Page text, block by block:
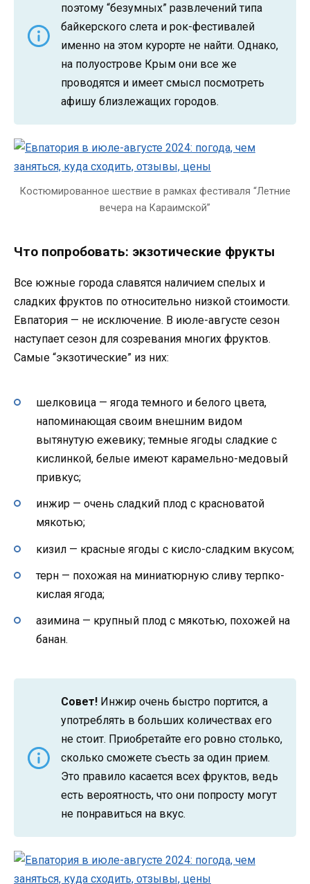
поэтому “безумных” развлечений типа
байкерского слета и рок-фестивалей
именно на этом курорте не найти. Однако,
на полуострове Крым они все же
проводятся и имеет смысл посмотреть
афишу близлежащих городов.
Костюмированное шествие в рамках фестиваля “Летние
вечера на Караимской”
Что попробовать: экзотические фрукты
Все южные города славятся наличием спелых и
сладких фруктов по относительно низкой стоимости.
Евпатория — не исключение. В июле-августе сезон
наступает сезон для созревания многих фруктов.
Самые “экзотические” из них:
шелковица — ягода темного и белого цвета,
напоминающая своим внешним видом
вытянутую ежевику; темные ягоды сладкие с
кислинкой, белые имеют карамельно-медовый
привкус;
инжир — очень сладкий плод с красноватой
мякотью;
кизил — красные ягоды с кисло-сладким вкусом;
терн — похожая на миниатюрную сливу терпко-
кислая ягода;
азимина — крупный плод с мякотью, похожей на
банан.
Совет! Инжир очень быстро портится, а
употреблять в больших количествах его
не стоит. Приобретайте его ровно столько,
сколько сможете съесть за один прием.
Это правило касается всех фруктов, ведь
есть вероятность, что они попросту могут
не понравиться на вкус.